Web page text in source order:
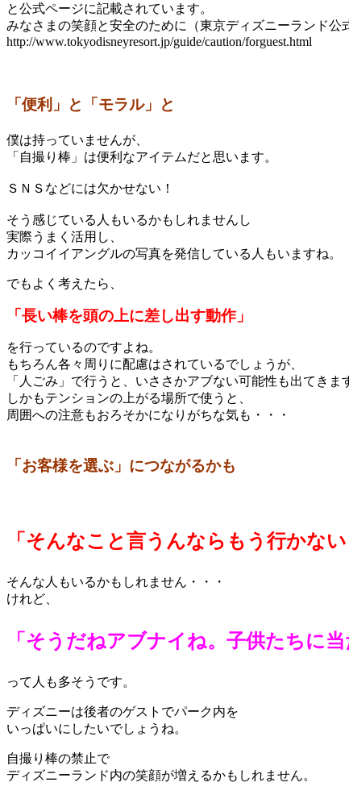
と公式ページに記載されています。
みなさまの笑顔と安全のために（東京ディズニーランド公
http://www.tokyodisneyresort.jp/guide/caution/forguest.html
「便利」と「モラル」と
僕は持っていませんが、
「自撮り棒」は便利なアイテムだと思います。
ＳＮＳなどには欠かせない！
そう感じている人もいるかもしれませんし
実際うまく活用し、
カッコイイアングルの写真を発信している人もいますね。
でもよく考えたら、
「長い棒を頭の上に差し出す動作」
を行っているのですよね。
もちろん各々周りに配慮はされているでしょうが、
「人ごみ」で行うと、いささかアブない可能性も出てきま
しかもテンションの上がる場所で使うと、
周囲への注意もおろそかになりがちな気も・・・
「お客様を選ぶ」につながるかも
「そんなこと言うんならもう行かない
そんな人もいるかもしれません・・・
けれど、
「そうだねアブナイね。子供たちに
って人も多そうです。
ディズニーは後者のゲストでパーク内を
いっぱいにしたいでしょうね。
自撮り棒の禁止で
ディズニーランド内の笑顔が増えるかもしれません。